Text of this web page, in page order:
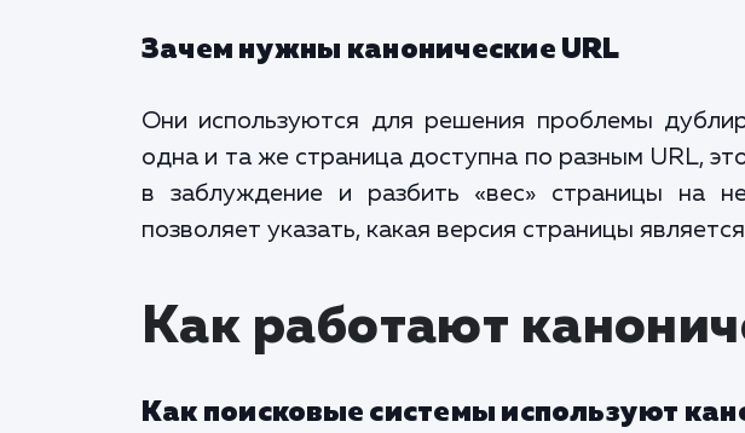
Зачем нужны канонические URL
Они используются для решения проблемы
одна и та же страница доступна по разным URL,
в заблуждение и разбить «вес» страницы на
позволяет указать, какая версия страницы
Как работают
Как поисковые системы используют